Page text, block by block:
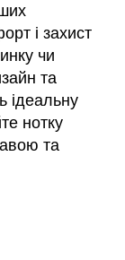
і захист
чи
та
ідеальну
нотку
та